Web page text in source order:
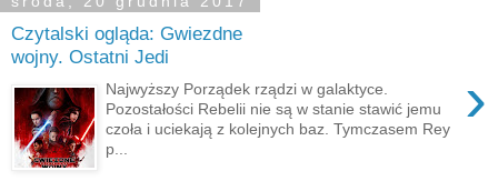
Czytalski ogląda: Gwiezdne
wojny. Ostatni Jedi
›
Najwyższy Porządek rządzi w galaktyce.
Pozostałości Rebelii nie są w stanie stawić jemu
czoła i uciekają z kolejnych baz. Tymczasem Rey
p...